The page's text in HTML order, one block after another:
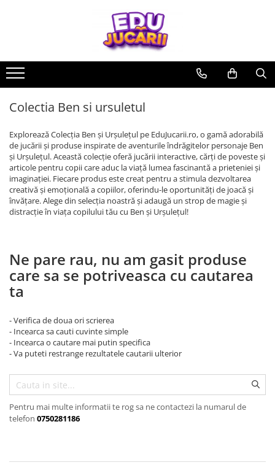
0 - 3 ani
3 - 6 ani
6 - 9 ani
pentru FETE
pentru BAIETI
Jucarii si jocuri educative
Jucarii si activitati Montessori si
Waldorf
Jocuri de indemanare si
dexteritate
Jocuri de memorie, inteligenta si
asociere
Puzzle
Magnetic
Jucarii magnetice
Alfabet si matematica
Creative
Seturi de constructie
Pictura si desen
Muzicale
Jocuri pentru margelit si siteruit
Jucarii antistres
LEGO
CARTI PENTRU COPII
Usborne
Editura Univers Enciclopedic
Colectia Unicornii magici
Colectia Hotii luminii
Colectia Tafiti – povești educative și
ilustrate pentru copii 5-7 ani
Colectia Cauta si Gaseste
Povesti diverse
Editura ALL
Colectia Unchiul meu trăsnit, Genç
Osman Yavaș
Seria Lectia de sanatate
Editura Galaxia Copiilor
Colectia PIXI
Pisicile Războinice
Colectia Pia Papadia
Colectia Micul Paianjen Firicel
Atlase Enciclopedii
Papusi si accesorii
Ateliere si bancuri de lucru
Vehicule
Set joaca doctor
Motrice si senzoriale
Dentitie
Centre de activitati
Cuburi si caramizi
Zornaitoare
Rechizite si papatarie
Rechizite Creative
Colectia Ben si ursuletul
Explorează Colecția Ben și Urșulețul pe EduJucarii.ro, o gamă adorabilă
de jucării și produse inspirate de aventurile îndrăgitelor personaje Ben
și Urșulețul. Această colecție oferă jucării interactive, cărți de poveste și
articole pentru copii care aduc la viață lumea fascinantă a prieteniei și
imaginației. Fiecare produs este creat pentru a stimula dezvoltarea
creativă și emoțională a copiilor, oferindu-le oportunități de joacă și
învățare. Alege din selecția noastră și adaugă un strop de magie și
distracție în viața copilului tău cu Ben și Urșulețul!
Ne pare rau, nu am gasit produse
care sa se potriveasca cu cautarea
ta
- Verifica de doua ori scrierea
- Incearca sa cauti cuvinte simple
- Incearca o cautare mai putin specifica
- Va puteti restrange rezultatele cautarii ulterior
Pentru mai multe informatii te rog sa ne contactezi la numarul de
telefon 0750281186